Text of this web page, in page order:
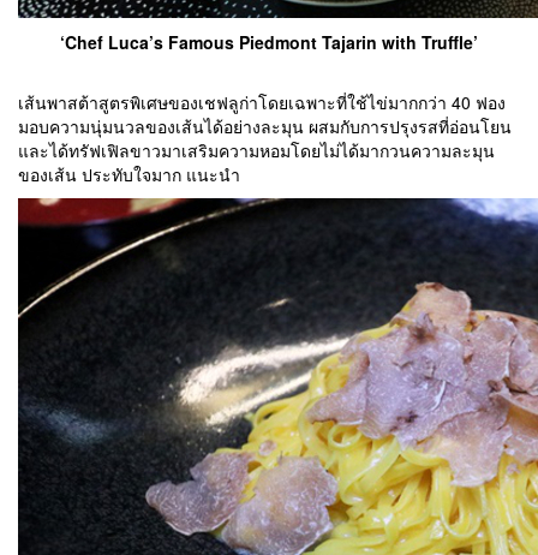
‘Chef Luca’s Famous Piedmont Tajarin with Truffle’
เส้นพาสต้าสูตรพิเศษของเชฟลูก่าโดยเฉพาะที่ใช้ไข่มากกว่า 40 ฟอง
มอบความนุ่มนวลของเส้นได้อย่างละมุน ผสมกับการปรุงรสที่อ่อนโยน
และได้ทรัฟเฟิลขาวมาเสริมความหอมโดยไม่ได้มากวนความละมุน
ของเส้น ประทับใจมาก แนะนำ